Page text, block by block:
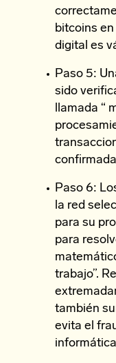
bitcoins
digital es
Paso 5:
sido
llamada “
Paso 6:
la red
para su
para
trabajo”.
también
evita el